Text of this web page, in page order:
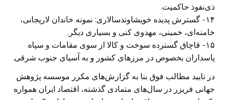
ذی‌نفوذ حاکمیت.
۱۴- گسترش پدیده خویشاوندسالاری: نمونه خاندان لاریجانی،
خامنه‌ای، خمینی، مهدوی کنی و بسیاری دیگر.
۱۵- قاچاق گسترده سوخت و کالا از سوی مقامات و سپاه
پاسداران بخصوص در مرزهای کشور و به آسیای جنوب شرقی.
در تایید مطالب فوق بنا به گزارش‌های مکرر موسسه پژوهش
جهانی فریزر در سال‌های متمادی گذشته، اقتصاد ایران همواره